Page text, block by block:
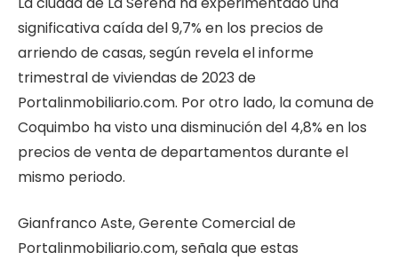
significativa caída del 9,7% en los precios de
arriendo de casas, según revela el informe
trimestral de viviendas de 2023 de
Portalinmobiliario.com. Por otro lado, la comuna de
Coquimbo ha visto una disminución del 4,8% en los
precios de venta de departamentos durante el
mismo periodo.
Gianfranco Aste, Gerente Comercial de
Portalinmobiliario.com, señala que estas